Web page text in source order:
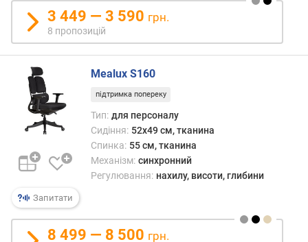
р
и
н
а
с
и
н
и
у
п
л
3 449 — 3 590 грн.
8 пропозицій
Запитати
Mealux S160
підтримка попереку
Тип: для персоналу
Сидіння: 52x49 см, тканина
Спинка: 55 см, тканина
Механізм: синхронний
Регулювання: нахилу, висоти, глибини
8 499 — 8 500 грн.